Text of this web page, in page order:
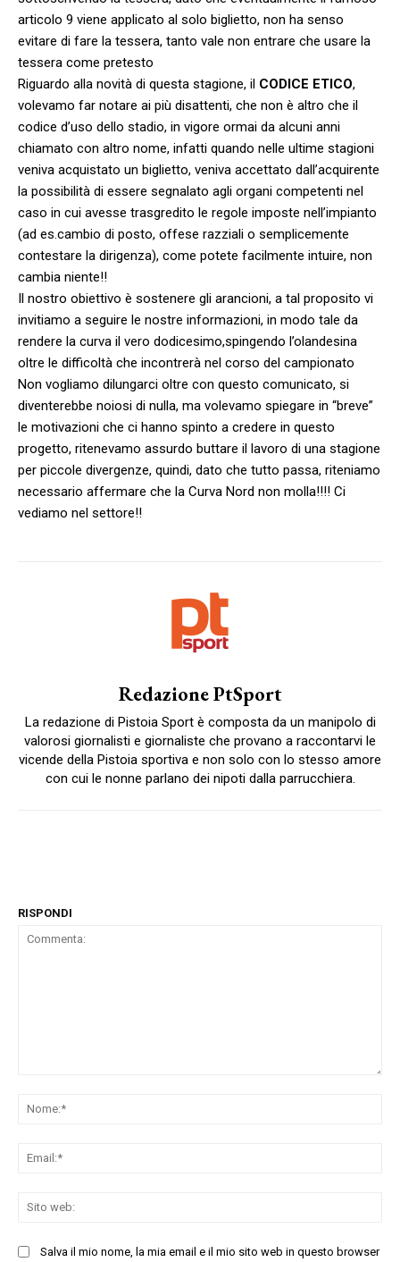
articolo 9 viene applicato al solo biglietto, non ha senso
evitare di fare la tessera, tanto vale non entrare che usare la
tessera come pretesto
Riguardo alla novità di questa stagione, il CODICE ETICO,
volevamo far notare ai più disattenti, che non è altro che il
codice d’uso dello stadio, in vigore ormai da alcuni anni
chiamato con altro nome, infatti quando nelle ultime stagioni
veniva acquistato un biglietto, veniva accettato dall’acquirente
la possibilità di essere segnalato agli organi competenti nel
caso in cui avesse trasgredito le regole imposte nell’impianto
(ad es.cambio di posto, offese razziali o semplicemente
contestare la dirigenza), come potete facilmente intuire, non
cambia niente!!
Il nostro obiettivo è sostenere gli arancioni, a tal proposito vi
invitiamo a seguire le nostre informazioni, in modo tale da
rendere la curva il vero dodicesimo,spingendo l’olandesina
oltre le difficoltà che incontrerà nel corso del campionato
Non vogliamo dilungarci oltre con questo comunicato, si
diventerebbe noiosi di nulla, ma volevamo spiegare in “breve”
le motivazioni che ci hanno spinto a credere in questo
progetto, ritenevamo assurdo buttare il lavoro di una stagione
per piccole divergenze, quindi, dato che tutto passa, riteniamo
necessario affermare che la Curva Nord non molla!!!! Ci
vediamo nel settore!!
Redazione PtSport
La redazione di Pistoia Sport è composta da un manipolo di
valorosi giornalisti e giornaliste che provano a raccontarvi le
vicende della Pistoia sportiva e non solo con lo stesso amore
con cui le nonne parlano dei nipoti dalla parrucchiera.
RISPONDI
Salva il mio nome, la mia email e il mio sito web in questo browser